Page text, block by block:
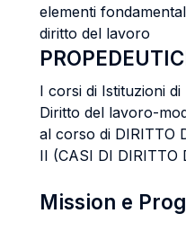
elementi
diritto del lavoro
I corsi di Istituzioni
Diritto del lavoro-
al corso di DIRITTO
II (CASI DI DIRITTO
Mission e